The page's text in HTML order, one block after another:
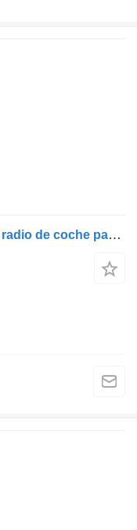
Blaupunkt Stralis Rádio 41221017 radio de coche para IVECO camión